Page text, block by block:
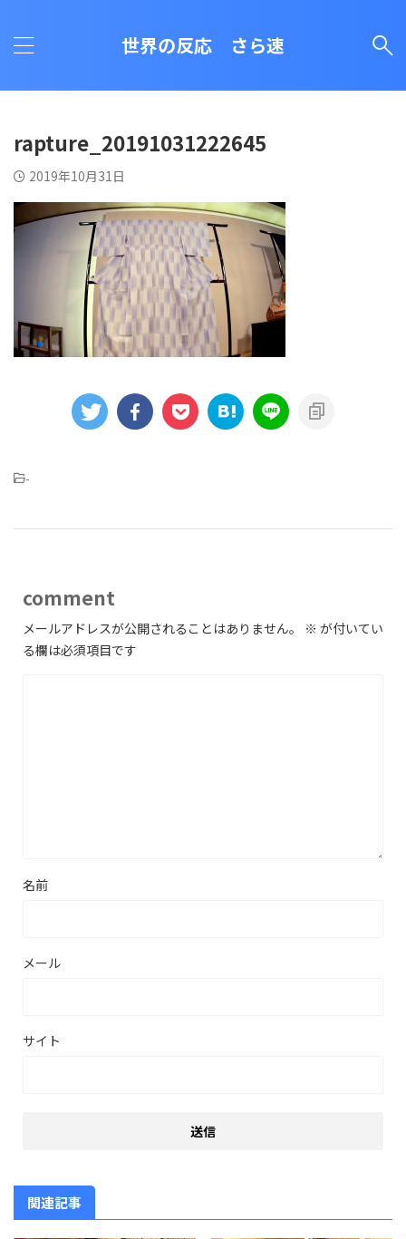
世界の反応 さら速
rapture_20191031222645
2019年10月31日
-
comment
メールアドレスが公開されることはありません。 ※ が付いてい
る欄は必須項目です
名前
メール
サイト
関連記事